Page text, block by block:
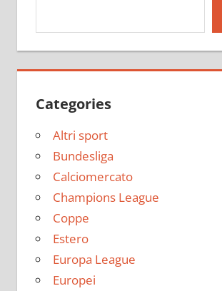
Categories
Altri sport
Bundesliga
Calciomercato
Champions League
Coppe
Estero
Europa League
Europei